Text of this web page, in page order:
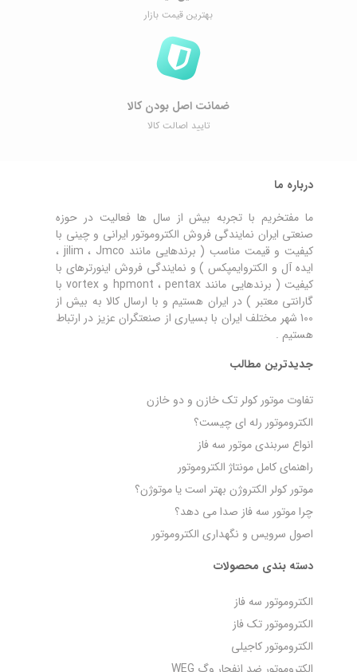
بهترین قیمت بازار
ضمانت اصل ‌بودن کالا
تایید اصالت کالا
درباره ما
ما مفتخریم با تجربه بیش از سال ها فعالیت در حوزه
صنعتی ایران نمایندگی فروش الکتروموتور ایرانی و چینی با
کیفیت و قیمت مناسب ( برندهایی مانند jilim ، Jmco ،
ایده آل و الکتروایمپکس ) و نمایندگی فروش اینورترهای با
کیفیت ( برندهایی مانند hpmont ، pentax و vortex با
گارانتی معتبر ) در ایران هستیم و با ارسال کالا به بیش از
100 شهر مختلف ایران با بسیاری از صنعتگران عزیز در ارتباط
هستیم .
جدیدترین مطالب
تفاوت موتور کولر تک خازن و دو خازن
الکتروموتور رله‌ ای چیست؟
انواع سربندی موتور سه فاز
راهنمای کامل مونتاژ الکتروموتور
موتور کولر الکتروژن بهتر است یا موتوژن؟
چرا موتور سه فاز صدا می‌ دهد؟
اصول سرویس و نگهداری الکتروموتور
دسته بندی محصولات
الکتروموتور سه فاز
الکتروموتور تک فاز
الکتروموتور کاجیلی